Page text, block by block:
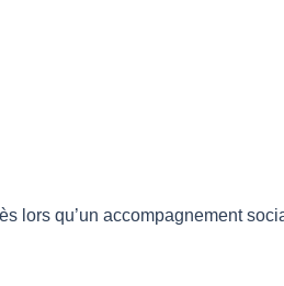
lors qu’un accompagnement